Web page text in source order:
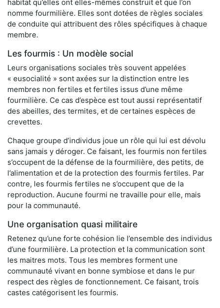
habitat qu’elles ont elles-mêmes construit et que l’on
nomme fourmilière. Elles sont dotées de règles sociales
de conduite qui attribuent des rôles spécifiques à chaque
membre.
Les fourmis : Un modèle social
Leurs organisations sociales très souvent appelées
« eusocialité » sont axées sur la distinction entre les
membres non fertiles et fertiles issus d’une même
fourmilière. Ce cas d’espèce est tout aussi représentatif
des abeilles, des termites, et de certaines espèces de
crevettes.
Chaque groupe d’individus joue un rôle qui lui est dévolu
sans jamais y déroger. Ce faisant, les fourmis non fertiles
s’occupent de la défense de la fourmilière, des petits, de
l’alimentation et de la protection des fourmis fertiles. Par
contre, les fourmis fertiles ne s’occupent que de la
reproduction. Aucune fourmi ne travaille pour elle, mais
pour la communauté.
Une organisation quasi militaire
Retenez qu’une forte cohésion lie l’ensemble des individus
d’une fourmilière. La protection et la communication sont
les maitres mots. Tous les membres forment une
communauté vivant en bonne symbiose et dans le pur
respect des règles de fonctionnement. Ce faisant, trois
castes catégorisent les fourmis.